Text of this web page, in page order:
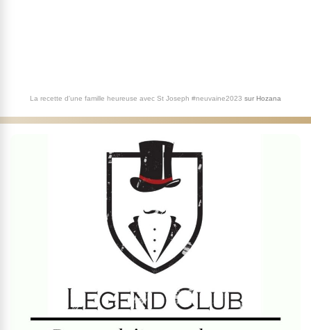
La recette d'une famille heureuse avec St Joseph #neuvaine2023 sur Hozana